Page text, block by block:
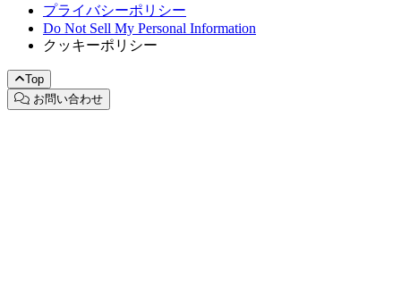
プライバシーポリシー
Do Not Sell My Personal Information
クッキーポリシー
Top
お問い合わせ